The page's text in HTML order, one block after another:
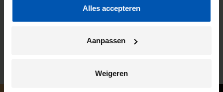
Alles accepteren
Aanpassen
Weigeren
tijd toe aan een onderhoudsbeurt? Ook dan kun je weer bij